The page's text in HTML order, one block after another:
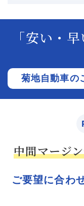
「安い・
菊地自動車の
中間マージ
ご要望に合わ